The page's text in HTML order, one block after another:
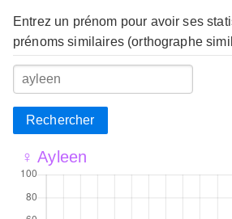
Entrez un prénom pour avoir ses
prénoms similaires (orthographe
Rechercher
♀ Ayleen